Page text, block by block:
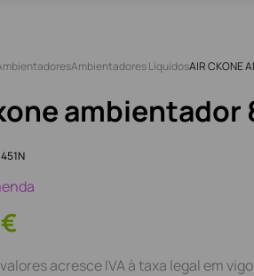
Ambientadores LíquidosAIR CKONE
ambientador
€
acresce IVA à taxa legal em